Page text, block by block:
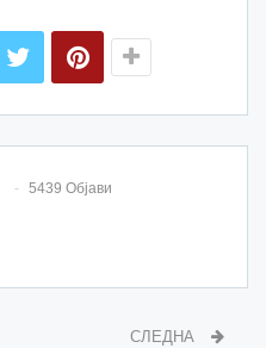
5439 Објави
СЛЕДНА